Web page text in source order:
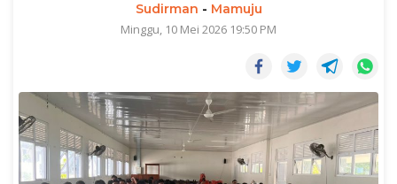
Sudirman - Mamuju
Minggu, 10 Mei 2026 19:50 PM